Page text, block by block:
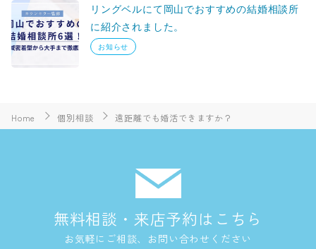
リングベルにて岡山でおすすめの結婚相談所
に紹介されました。
お知らせ
Home 個別相談 遠距離でも婚活できますか？
無料相談・来店予約はこちら
お気軽にご相談、お問い合わせください